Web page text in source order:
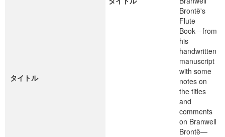
タイトル
Brontë's
Flute
Book―from
his
handwritten
manuscript
with some
notes on
the titles
and
comments
on Branwell
Brontë―